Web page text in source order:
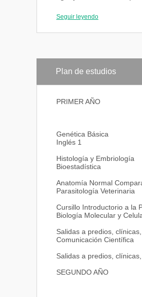
Los profesionales que
DOCTOR EN MEDICINA
Al aprobar el octavo
y ejercer la actividad
TÍTULO INTERMEDIO:
prácticas de apoyo a la
laboral es tan amplio, que
Laboratorios de
de Salud, Institutos de
Seguir leyendo
Plan de estudios
PRIMER AÑO
Genética Básica
Inglés 1
Histología y Embriología
Bioestadística
Anatomía Normal
Parasitología Veterinaria
Cursillo Introductorio a la
Biología Molecular y
Salidas a predios,
Comunicación Científica
Salidas a predios,
SEGUNDO AÑO